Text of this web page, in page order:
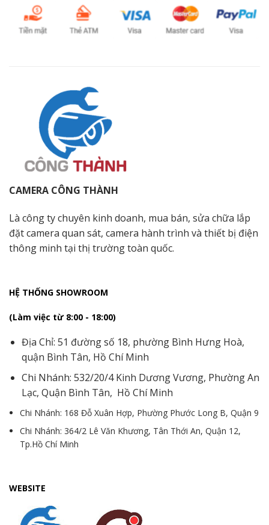
CAMERA CÔNG THÀNH
Là công ty chuyên kinh doanh, mua bán, sửa chữa lắp
đặt camera quan sát, camera hành trình và thiết bị điện
thông minh tại thị trường toàn quốc.
HỆ THỐNG SHOWROOM
(Làm việc từ 8:00 - 18:00)
Địa Chỉ: 51 đường số 18, phường Bình Hưng Hoà,
quận Bình Tân, Hồ Chí Minh
Chi Nhánh: 532/20/4 Kinh Dương Vương, Phường An
Lạc, Quận Bình Tân, Hồ Chí Minh
Chi Nhánh: 168 Đỗ Xuân Hợp, Phường Phước Long B, Quận 9
Chi Nhánh: 364/2 Lê Văn Khương, Tân Thới An, Quận 12,
Tp.Hồ Chí Minh
WEBSITE